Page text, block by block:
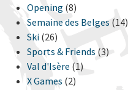
Opening (8)
Semaine des Belges(14)
Ski(26)
Sports & Friends (3)
Val d'Isère (1)
X Games (2)